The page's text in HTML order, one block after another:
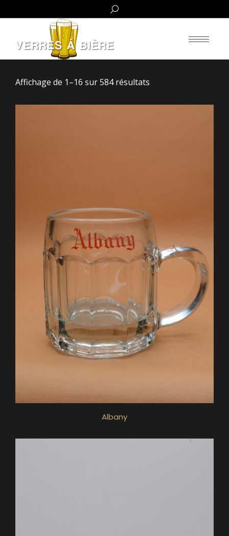
Search:
Affichage de 1–16 sur 584 résultats
Albany